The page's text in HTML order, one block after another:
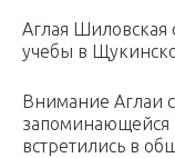
Аглая Шиловская
учебы в
Внимание Аглаи
запоминающейся
встретились в